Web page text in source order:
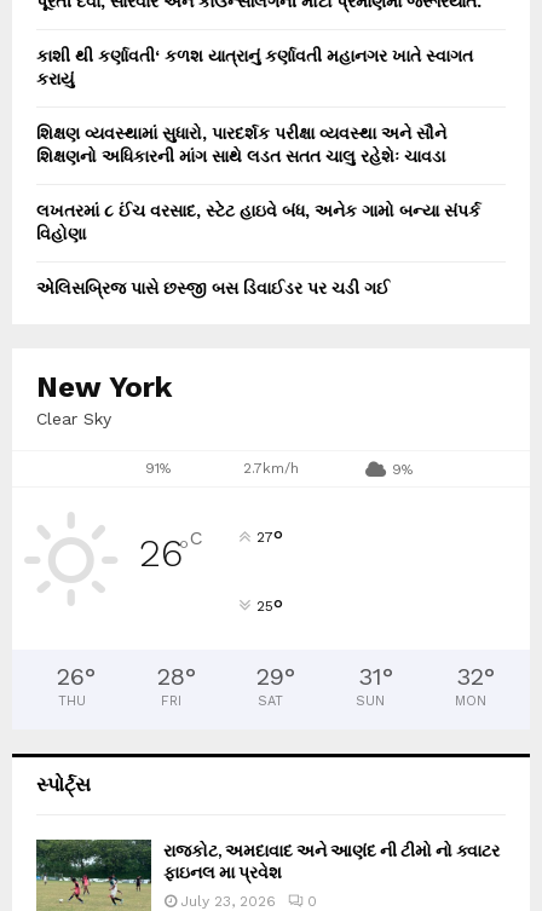
કાશી થી કર્ણાવતી‘ કળશ યાત્રાનું કર્ણાવતી મહાનગર ખાતે સ્વાગત
કરાયું
શિક્ષણ વ્યવસ્થામાં સુધારો, પારદર્શક પરીક્ષા વ્યવસ્થા અને સૌને
શિક્ષણનો અધિકારની માંગ સાથે લડત સતત ચાલુ રહેશેઃ ચાવડા
લખતરમાં ૮ ઈંચ વરસાદ, સ્ટેટ હાઇવે બંધ, અનેક ગામો બન્યા સંપર્ક
વિહોણા
એલિસબ્રિજ પાસે છસ્જી બસ ડિવાઈડર પર ચડી ગઈ
New York
Clear Sky
91% 2.7km/h 9%
26°C 27°
25°
26°
THU
28°
FRI
29°
SAT
31°
SUN
32°
MON
સ્પોર્ટ્સ
રાજકોટ, અમદાવાદ અને આણંદ ની ટીમો નો ક્વાટર
ફાઇનલ મા પ્રવેશ
July 23, 2026 0